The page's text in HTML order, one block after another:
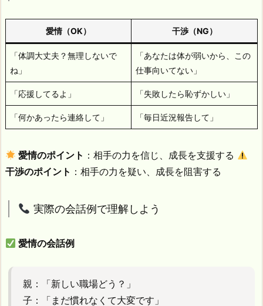
愛情（OK） 干渉（NG）
「体調大丈夫？無理しないで
ね」
「あなたは体が弱いから、この
仕事向いてない」
「応援してるよ」 「失敗したら恥ずかしい」
「何かあったら連絡して」 「毎日近況報告して」
愛情のポイント ：相手の力を信じ、成長を支援する
干渉のポイント ：相手の力を疑い、成長を阻害する
実際の会話例で理解しよう
愛情の会話例
親：「新しい職場どう？」
子：「まだ慣れなくて大変です」